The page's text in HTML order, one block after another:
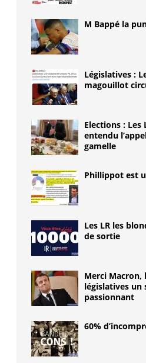
M Bappé la
Législatives :
magouillot
Elections : Les
entendu
gamelle
Phillippot est
Les LR les
de sortie
Merci Macron,
législatives un
passionnant
60%